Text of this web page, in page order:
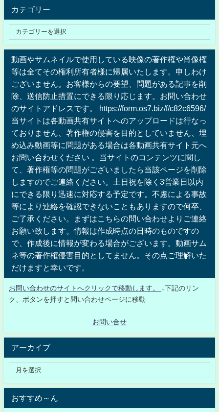
カテゴリー
動画やサムネイルで使用している映像の著作権や肖像権
等は全てその権利所有者様に帰属いたします。申しわけ
ございません。お客様からの要望、問題がある記事を削
除、送信防止措置にできる限り応じます。お問い合わせ
のサイトアドレスです。 https://form.os7.biz/f/c82c6596/
当サイトは各動画共有サイトへのアップロードは行なっ
ておりません、著作権の侵害を目的としていません、埋
め込み動画等に問題がある場合は各動画共有サイト元へ
お問い合わせください 。当サイトのコンテンツに関し
て、著作権等の問題がございましたら当該ページを削除
しますのでご連絡ください。土日祝を除く3営業日以内
にできる限り迅速に対応する予定です。不慮による事故
等により連絡を確認できないこともありますので何卒、
ご了承ください。まずはこちらの問い合わせよりご連絡
お願い致します。情報は作成時点の日時のものですの
で、作成後に情報が変わる場合がございます。動画サム
ネ等の著作権侵害目的としてません。その点ご理解いた
だけますと幸いです。
お問い合わせのサイトへクリックで移動します。
↓下記のリン
ク、ボタンを押すと問い合わせページに移動
お問い合せ
アーカイブ
おすすめ～ん